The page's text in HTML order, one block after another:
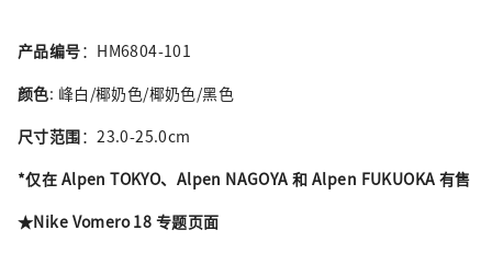
产品编号：HM6804-101
颜色: 峰白/椰奶色/椰奶色/黑色
尺寸范围：23.0-25.0cm
*仅在 Alpen TOKYO、Alpen NAGOYA 和 Alpen FUKUOKA 有售
★Nike Vomero 18 专题页面